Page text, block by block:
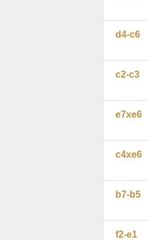
d4-c6
c2-c3
e7xe6
c4xe6
b7-b5
f2-e1